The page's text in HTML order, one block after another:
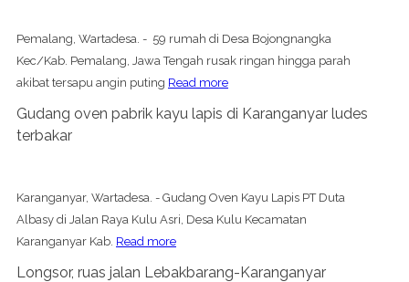
Pemalang, Wartadesa. - 59 rumah di Desa Bojongnangka
Kec/Kab. Pemalang, Jawa Tengah rusak ringan hingga parah
akibat tersapu angin puting Read more
Gudang oven pabrik kayu lapis di Karanganyar ludes
terbakar
Karanganyar, Wartadesa. - Gudang Oven Kayu Lapis PT Duta
Albasy di Jalan Raya Kulu Asri, Desa Kulu Kecamatan
Karanganyar Kab. Read more
Longsor, ruas jalan Lebakbarang-Karanganyar